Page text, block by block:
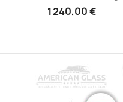
1 240,00 €